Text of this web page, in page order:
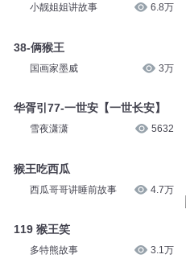
小靓姐姐讲故事 6.8万
38-俩猴王
国画家墨威 3万
华胥引77-一世安【一世长安】
雪夜潇潇 5632
猴王吃西瓜
西瓜哥哥讲睡前故事 4.7万
119 猴王笑
多特熊故事 3.1万